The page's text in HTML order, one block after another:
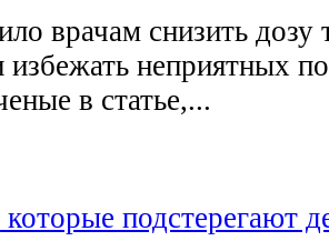
врачам снизить дозу
избежать неприятных
в статье,...
подстерегают